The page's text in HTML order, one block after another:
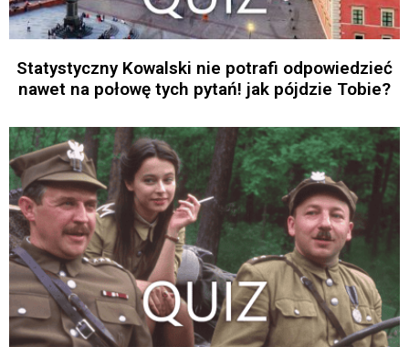
Statystyczny Kowalski nie potrafi odpowiedzieć
nawet na połowę tych pytań! jak pójdzie Tobie?